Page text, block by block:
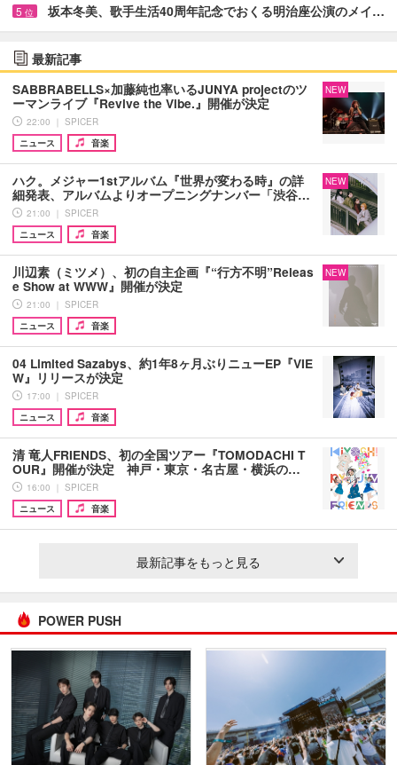
5 位 坂本冬美、歌手生活40周年記念でおくる明治座公演のメイ…
最新記事
SABBRABELLS×加藤純也率いるJUNYA projectのツ
ーマンライブ『Revive the Vibe.』開催が決定
22:00 ｜ SPICER
ニュース
音楽
NEW
ハク。メジャー1stアルバム『世界が変わる時』の詳
細発表、アルバムよりオープニングナンバー「渋谷…
21:00 ｜ SPICER
ニュース
音楽
NEW
川辺素（ミツメ）、初の自主企画『“行方不明”Releas
e Show at WWW』開催が決定
21:00 ｜ SPICER
ニュース
音楽
NEW
04 Limited Sazabys、約1年8ヶ月ぶりニューEP『VIE
W』リリースが決定
17:00 ｜ SPICER
ニュース
音楽
清 竜人FRIENDS、初の全国ツアー『TOMODACHI T
OUR』開催が決定 神戸・東京・名古屋・横浜の…
16:00 ｜ SPICER
ニュース
音楽
最新記事をもっと見る
POWER PUSH